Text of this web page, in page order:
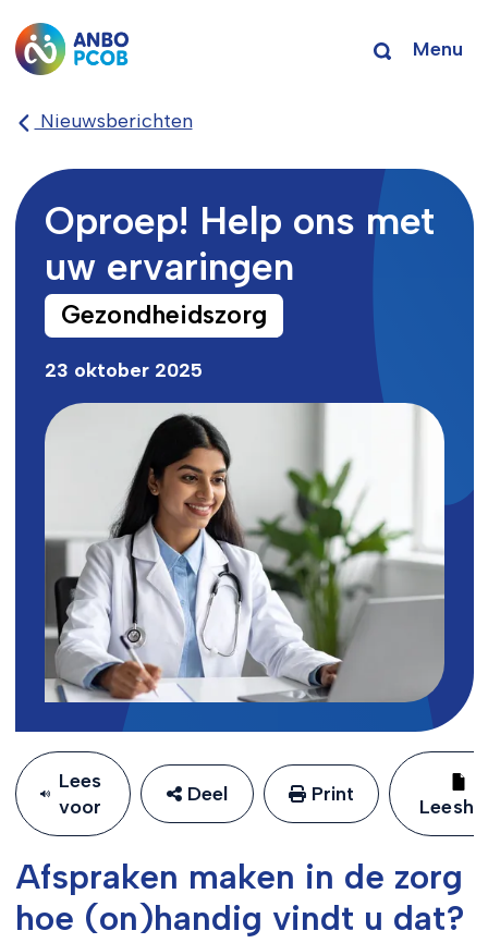
Menu
Nieuwsberichten
Oproep! Help ons met
uw ervaringen
Gezondheidszorg
23 oktober 2025
Lees
voor
Deel Print
Afspraken maken in de zorg
hoe (on)handig vindt u dat?